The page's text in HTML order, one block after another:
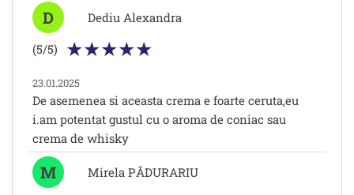
D
Dediu Alexandra
(5/5)
23.01.2025
De asemenea si aceasta crema e foarte ceruta,eu
i.am potentat gustul cu o aroma de coniac sau
crema de whisky
M
Mirela PĂDURARIU